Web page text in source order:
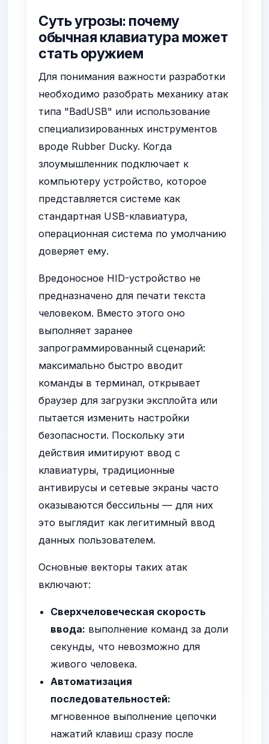
Суть угрозы: почему
обычная клавиатура может
стать оружием
Для понимания важности разработки
необходимо разобрать механику атак
типа "BadUSB" или использование
специализированных инструментов
вроде Rubber Ducky. Когда
злоумышленник подключает к
компьютеру устройство, которое
представляется системе как
стандартная USB-клавиатура,
операционная система по умолчанию
доверяет ему.
Вредоносное HID-устройство не
предназначено для печати текста
человеком. Вместо этого оно
выполняет заранее
запрограммированный сценарий:
максимально быстро вводит
команды в терминал, открывает
браузер для загрузки эксплойта или
пытается изменить настройки
безопасности. Поскольку эти
действия имитируют ввод с
клавиатуры, традиционные
антивирусы и сетевые экраны часто
оказываются бессильны — для них
это выглядит как легитимный ввод
данных пользователем.
Основные векторы таких атак
включают:
Сверхчеловеческая скорость
ввода: выполнение команд за доли
секунды, что невозможно для
живого человека.
Автоматизация
последовательностей:
мгновенное выполнение цепочки
нажатий клавиш сразу после